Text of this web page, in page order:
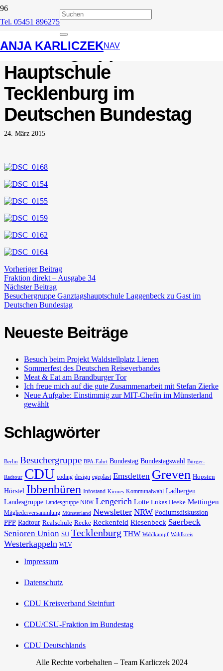
Tel. 05451 896275
ANJA KARLICZEKNAV
Besuch einer
Schülergruppe der
Hauptschule
Tecklenburg im
Deutschen Bundestag
24. März 2015
Vorheriger Beitrag
Fraktion direkt – Ausgabe 34
Nächster Beitrag
Besuchergruppe Ganztagshauptschule Laggenbeck zu Gast im
Deutschen Bundestag
Neueste Beiträge
Besuch beim Projekt Waldstellplatz Lienen
Sommerfest des Deutschen Reiseverbandes
Meat & Eat am Brandburger Tor
Ich freue mich auf die gute Zusammenarbeit mit Stefan Zierke
Neue Aufgabe: Einstimmig zur MIT-Chefin im Münsterland
gewählt
Schlagwörter
Berlin Besuchergruppe BPA-Fahrt Bundestag Bundestagswahl Bürger-
Radtour CDU coding design egeplast Emsdetten Greven Hopsten
Hörstel Ibbenbüren Infostand Kirmes Kommunalwahl Ladbergen
Landesgruppe Landesgruppe NRW Lengerich Lotte Lukas Heeke Mettingen
Mitgliederversammlung Münsterland Newsletter NRW Podiumsdiskussion
PPP Radtour Realschule Recke Reckenfeld Riesenbeck Saerbeck
Senioren Union SU Tecklenburg THW Wahlkampf Wahlkreis
Westerkappeln WLV
Impressum
Datenschutz
CDU Kreisverband Steinfurt
CDU/CSU-Fraktion im Bundestag
CDU Deutschlands
Alle Rechte vorbehalten – Team Karliczek 2024